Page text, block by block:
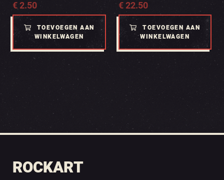
€2.50
TOEVOEGEN AAN
WINKELWAGEN
€22.50
TOEVOEGEN AAN
WINKELWAGEN
ROCKART